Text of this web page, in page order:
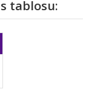
tablosu: